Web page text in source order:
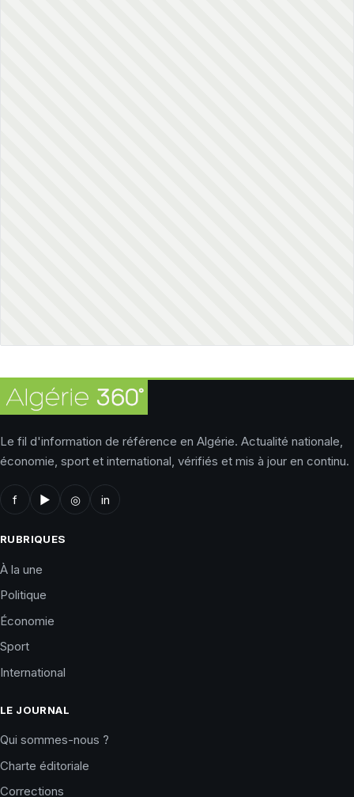
Le fil d'information de référence en Algérie. Actualité nationale,
économie, sport et international, vérifiés et mis à jour en continu.
f ▶ ◎ in
RUBRIQUES
À la une
Politique
Économie
Sport
International
LE JOURNAL
Qui sommes-nous ?
Charte éditoriale
Corrections